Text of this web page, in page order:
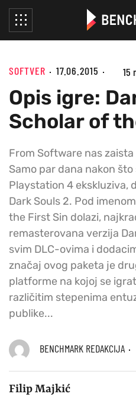
SOFTVER 17.06.2015 15
Opis igre:
Scholar of
From Software nas
Samo par dana nakon
Playstation 4 ekskluziva,
Dark Souls 2. Pod
the First Sin dolazi,
remasterovana verzija
svim DLC-ovima i
značaj ovog paketa je
platforme na kojoj se
različitim stepenima
publike...
BENCHMARK REDAKCIJA
Filip Majkić